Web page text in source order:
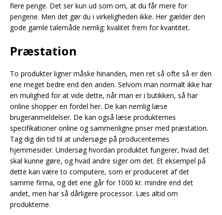
flere penge. Det ser kun ud som om, at du får mere for
pengene. Men det gør du i virkeligheden ikke. Her gælder den
gode gamle talemåde nemlig: kvalitet frem for kvantitet.
Præstation
To produkter ligner måske hinanden, men ret så ofte så er den
ene meget bedre end den anden. Selvom man normalt ikke har
en mulighed for at vide dette, når man er i butikken, så har
online shopper en fordel her. De kan nemlig læse
brugeranmeldelser. De kan også læse produkternes
specifikationer online og sammenligne priser med præstation.
Tag dig din tid til at undersøge på producenternes
hjemmesider. Undersøg hvordan produktet fungerer, hvad det
skal kunne gøre, og hvad andre siger om det. Et eksempel på
dette kan være to computere, som er produceret af det
samme firma, og det ene går for 1000 kr. mindre end det
andet, men har så dårligere processor. Læs altid om
produkterne.